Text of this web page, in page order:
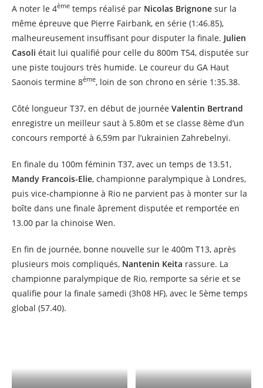
A noter le 4ème temps réalisé par Nicolas Brignone sur la
même épreuve que Pierre Fairbank, en série (1:46.85),
malheureusement insuffisant pour disputer la finale. Julien
Casoli était lui qualifié pour celle du 800m T54, disputée sur
une piste toujours très humide. Le coureur du GA Haut
Saonois termine 8ème, loin de son chrono en série 1:35.38.
Côté longueur T37, en début de journée Valentin Bertrand
enregistre un meilleur saut à 5.80m et se classe 8ème d’un
concours remporté à 6,59m par l’ukrainien Zahrebelnyi.
En finale du 100m féminin T37, avec un temps de 13.51,
Mandy Francois-Elie, championne paralympique à Londres,
puis vice-championne à Rio ne parvient pas à monter sur la
boîte dans une finale âprement disputée et remportée en
13.00 par la chinoise Wen.
En fin de journée, bonne nouvelle sur le 400m T13, après
plusieurs mois compliqués, Nantenin Keita rassure. La
championne paralympique de Rio, remporte sa série et se
qualifie pour la finale samedi (3h08 HF), avec le 5ème temps
global (57.40).